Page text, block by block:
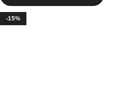
-15%